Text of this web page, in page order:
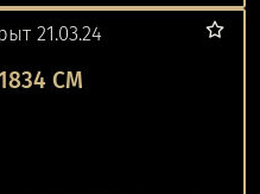
21.03.24
СМ